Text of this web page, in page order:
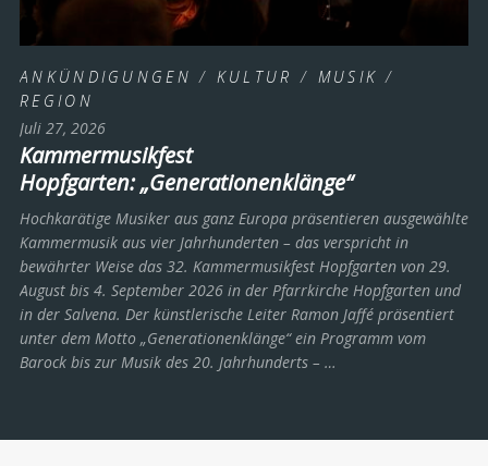
ANKÜNDIGUNGEN / KULTUR / MUSIK /
REGION
Juli 27, 2026
Kammermusikfest
Hopfgarten: „Generationenklänge“
Hochkarätige Musiker aus ganz Europa präsentieren ausgewählte
Kammermusik aus vier Jahrhunderten – das verspricht in
bewährter Weise das 32. Kammermusikfest Hopfgarten von 29.
August bis 4. September 2026 in der Pfarrkirche Hopfgarten und
in der Salvena. Der künstlerische Leiter Ramon Jaffé präsentiert
unter dem Motto „Generationenklänge“ ein Programm vom
Barock bis zur Musik des 20. Jahrhunderts ­– …